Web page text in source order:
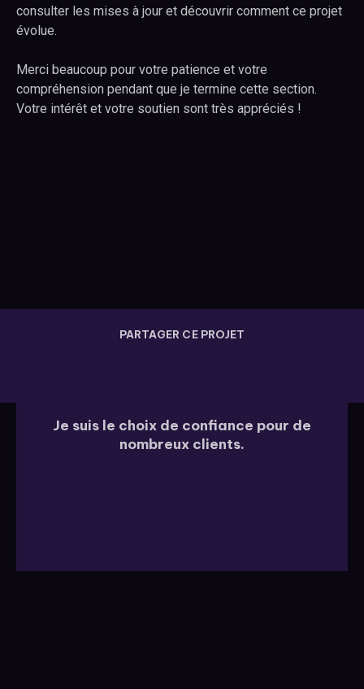
consulter les mises à jour et découvrir comment ce projet
évolue.
Merci beaucoup pour votre patience et votre
compréhension pendant que je termine cette section.
Votre intérêt et votre soutien sont très appréciés !
PARTAGER CE PROJET
Je suis le choix de confiance pour de
nombreux clients.